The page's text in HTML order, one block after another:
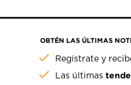
OBTÉN LAS ÚLTIMAS
Regístrate y
Las últimas